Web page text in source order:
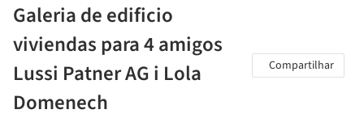
Galeria de edificio
viviendas para 4 amigos
Lussi Patner AG i Lola
Domenech
Compartilhar